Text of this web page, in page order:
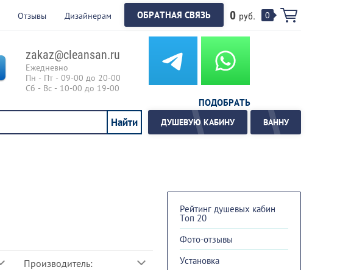
Отзывы Дизайнерам 0 руб. 0
ОБРАТНАЯ СВЯЗЬ
zakaz@cleansan.ru
Ежедневно
Пн - Пт - 09-00 до 20-00
Сб - Вс - 10-00 до 19-00
ПОДОБРАТЬ
ДУШЕВУЮ КАБИНУ ВАННУ
Рейтинг душевых кабин
Топ 20
Фото-отзывы
Установка
Производитель: